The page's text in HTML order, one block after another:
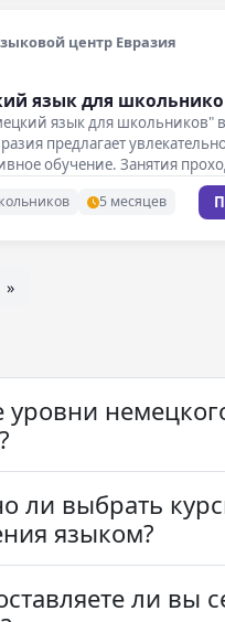
центр Евразия
язык для
язык для школьников"
предлагает
обучение. Занятия
5 месяцев
»
уровни
ли выбрать
языком?
ли вы